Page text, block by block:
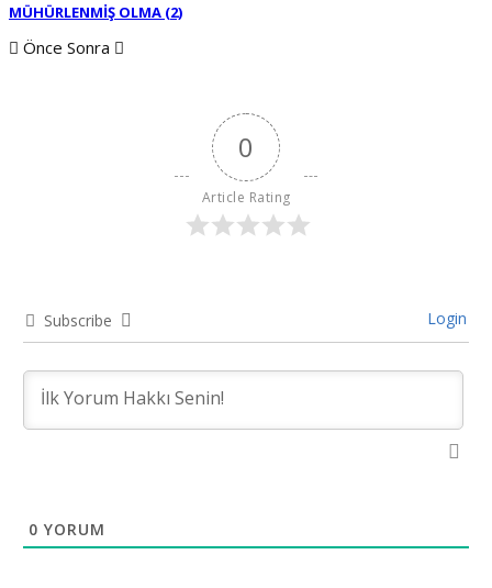
MÜHÜRLENMİŞ OLMA (2)
Önce Sonra
0
Article Rating
Subscribe Login
0 YORUM